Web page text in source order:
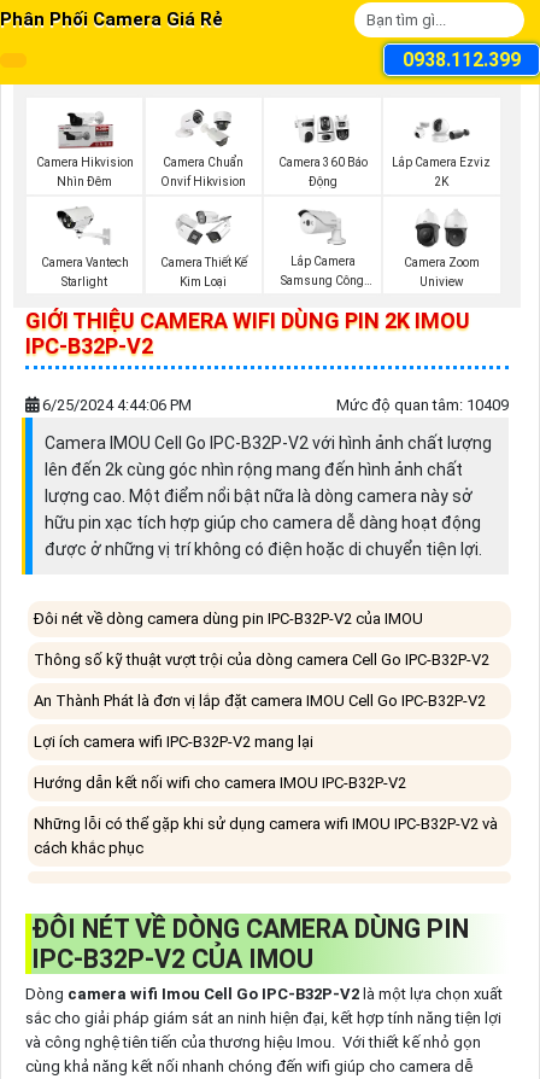
Phân Phối Camera Giá Rẻ
0938.112.399
Camera Hikvision
Nhìn Đêm
Camera Chuẩn
Onvif Hikvision
Camera 360 Báo
Động
Lắp Camera Ezviz
2K
Camera Vantech
Starlight
Camera Thiết Kế
Kim Loại
Lắp Camera
Samsung Công
Camera Zoom
Uniview
GIỚI THIỆU CAMERA WIFI DÙNG PIN 2K IMOU
IPC-B32P-V2
6/25/2024 4:44:06 PM Mức độ quan tâm: 10409
Camera IMOU Cell Go IPC-B32P-V2 với hình ảnh chất lượng
lên đến 2k cùng góc nhìn rộng mang đến hình ảnh chất
lượng cao. Một điểm nổi bật nữa là dòng camera này sở
hữu pin xạc tích hợp giúp cho camera dễ dàng hoạt động
được ở những vị trí không có điện hoặc di chuyển tiện lợi.
Đôi nét về dòng camera dùng pin IPC-B32P-V2 của IMOU
Thông số kỹ thuật vượt trội của dòng camera Cell Go IPC-B32P-V2
An Thành Phát là đơn vị lắp đặt camera IMOU Cell Go IPC-B32P-V2
Lợi ích camera wifi IPC-B32P-V2 mang lại
Hướng dẫn kết nối wifi cho camera IMOU IPC-B32P-V2
Những lỗi có thể gặp khi sử dụng camera wifi IMOU IPC-B32P-V2 và
cách khắc phục
ĐÔI NÉT VỀ DÒNG CAMERA DÙNG PIN
IPC-B32P-V2 CỦA IMOU
Dòng camera wifi Imou Cell Go IPC-B32P-V2là một lựa chọn xuất
sắc cho giải pháp giám sát an ninh hiện đại, kết hợp tính năng tiện lợi
và công nghệ tiên tiến của thương hiệu Imou. Với thiết kế nhỏ gọn
cùng khả năng kết nối nhanh chóng đến wifi giúp cho camera dễ